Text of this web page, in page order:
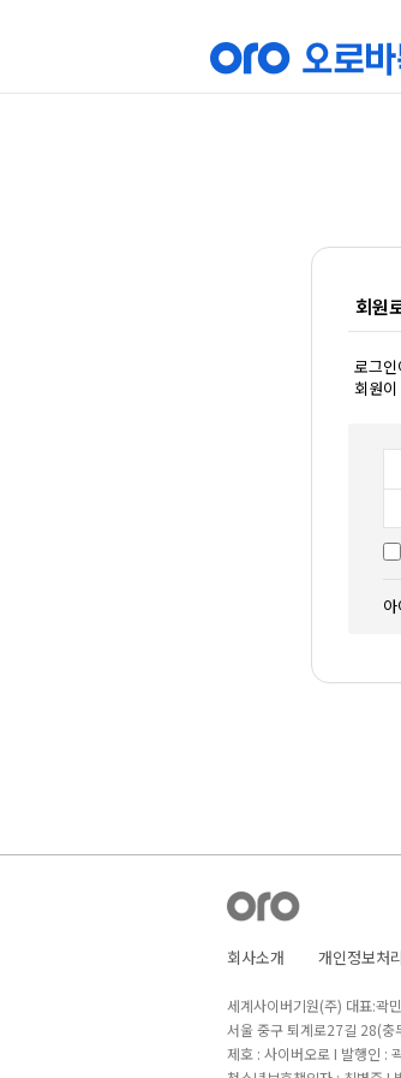
회원
로그
회원
회사소개 개인정보처
세계사이버기원(주) 대표:곽
서울 중구 퇴계로27길 28(충
제호 : 사이버오로 I 발행인 :